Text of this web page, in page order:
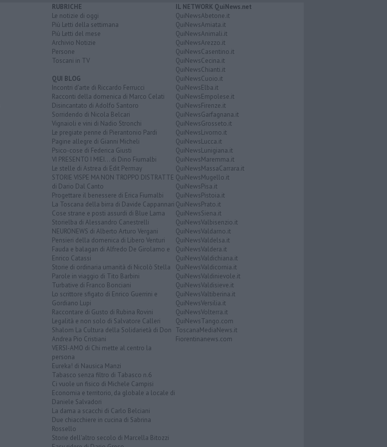
RUBRICHE
Le notizie di oggi
Più Letti della settimana
Più Letti del mese
Archivio Notizie
Persone
Toscani in TV
QUI BLOG
Incontri d'arte di Riccardo Ferrucci
Racconti della domenica di Marco Celati
Disincantato di Adolfo Santoro
Sorridendo di Nicola Belcari
Vignaioli e vini di Nadio Stronchi
Le pregiate penne di Pierantonio Pardi
Pagine allegre di Gianni Micheli
Psico-cose di Federica Giusti
VI PRESENTO I MIEI... di Dino Fiumalbi
Le stelle di Astrea di Edit Permay
STORIE VISPE MA NON TROPPO DISTRATTE
di Dario Dal Canto
Progettare il benessere di Erica Fiumalbi
La Toscana della birra di Davide Cappannari
Cose strane e posti assurdi di Blue Lama
Storielba di Alessandro Canestrelli
NEURONEWS di Alberto Arturo Vergani
Pensieri della domenica di Libero Venturi
Fauda e balagan di Alfredo De Girolamo e
Enrico Catassi
Storie di ordinaria umanità di Nicolò Stella
Parole in viaggio di Tito Barbini
Turbative di Franco Bonciani
Lo scrittore sfigato di Enrico Guerrini e
Gordiano Lupi
Raccontare di Gusto di Rubina Rovini
Legalità e non solo di Salvatore Calleri
Shalom La Cultura della Solidarietà di Don
Andrea Pio Cristiani
VERSI-AMO di Chi mette al centro la
persona
Eureka! di Nausica Manzi
Tabasco senza filtro di Tabasco n.6
Ci vuole un fisico di Michele Campisi
Economia e territorio, da globale a locale di
Daniele Salvadori
La dama a scacchi di Carlo Belciani
Due chiacchiere in cucina di Sabrina
Rossello
Storie dell'altro secolo di Marcella Bitozzi
IL NETWORK QuiNews.net
QuiNewsAbetone.it
QuiNewsAmiata.it
QuiNewsAnimali.it
QuiNewsArezzo.it
QuiNewsCasentino.it
QuiNewsCecina.it
QuiNewsChianti.it
QuiNewsCuoio.it
QuiNewsElba.it
QuiNewsEmpolese.it
QuiNewsFirenze.it
QuiNewsGarfagnana.it
QuiNewsGrosseto.it
QuiNewsLivorno.it
QuiNewsLucca.it
QuiNewsLunigiana.it
QuiNewsMaremma.it
QuiNewsMassaCarrara.it
QuiNewsMugello.it
QuiNewsPisa.it
QuiNewsPistoia.it
QuiNewsPrato.it
QuiNewsSiena.it
QuiNewsValbisenzio.it
QuiNewsValdarno.it
QuiNewsValdelsa.it
QuiNewsValdera.it
QuiNewsValdichiana.it
QuiNewsValdicornia.it
QuiNewsValdinievole.it
QuiNewsValdisieve.it
QuiNewsValtiberina.it
QuiNewsVersilia.it
QuiNewsVolterra.it
QuiNewsTango.com
ToscanaMediaNews.it
Fiorentinanews.com